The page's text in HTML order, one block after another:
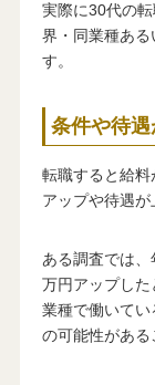
実際に30代の
界・同業種あ
す。
条件や待
転職すると給料
アップや待遇が
ある調査では
万円アップし
業種で働いて
の可能性がある